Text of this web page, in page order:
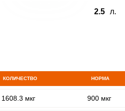
2.5 л.
КОЛИЧЕСТВО НОРМА
1608.3 мкг 900 мкг